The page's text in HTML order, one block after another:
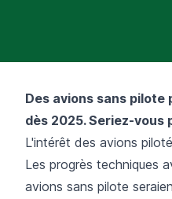
Des avions sans
dès 2025. Seriez-vous
L'intérêt des avions
Les progrès techniques
avions sans pilote